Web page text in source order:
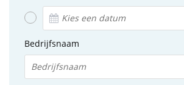
Bedrijfsnaam